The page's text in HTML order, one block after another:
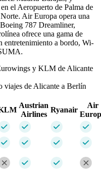
el Aeropuerto de Palma de
Air Europa opera una
787 Dreamliner,
ofrece una gama de
entretenimiento a bordo, Wi-
y KLM de Alicante
viajes de Alicante a Berlín
Austrian
Airlines
Ryanair
Air